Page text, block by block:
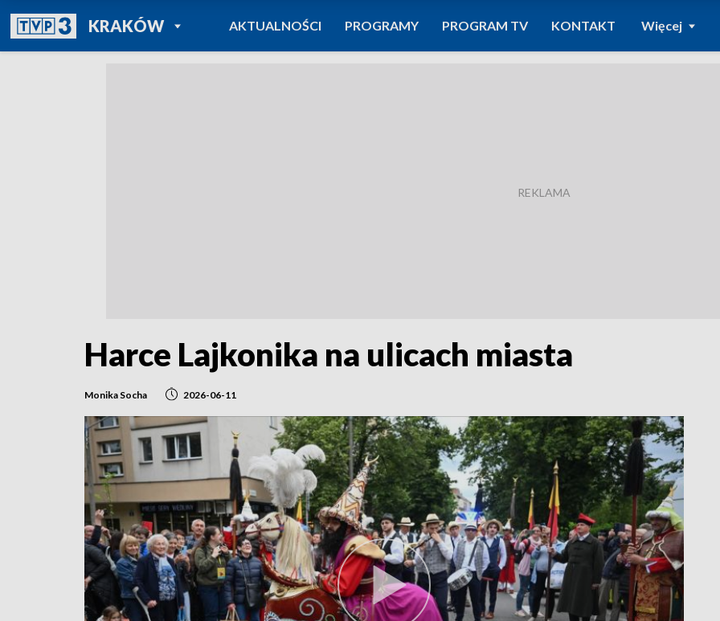
KRAKÓWPOWRÓT DO
TVP REGIONY
AKTUALNOŚCI PROGRAMY PROGRAM TV KONTAKT Więcej
Harce Lajkonika na ulicach miasta
Monika Socha 2026-06-11